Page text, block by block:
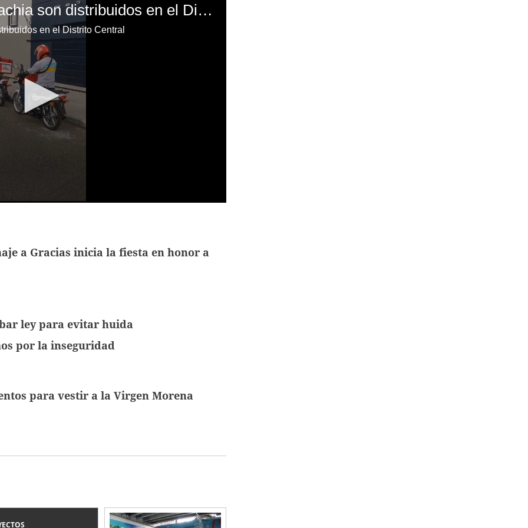
Los mosquitos Wolbachia son distribuidos en el Distrito Central
en el Distrito Central
a Gracias inicia la fiesta en honor a
ley para evitar huida
por la inseguridad
para vestir a la Virgen Morena